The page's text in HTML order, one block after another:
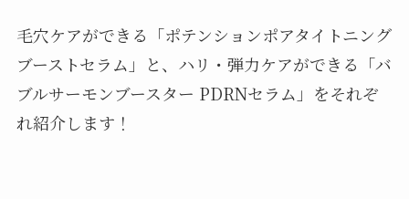
毛穴ケアができる「ポテンションポアタイトニング
ブーストセラム」と、ハリ・弾力ケアができる「バ
ブルサーモンブースター PDRNセラム」をそれぞ
れ紹介します！